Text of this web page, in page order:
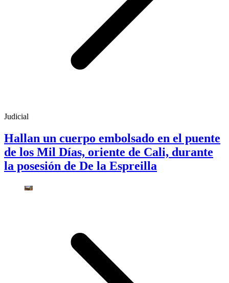
Judicial
Hallan un cuerpo embolsado en el puente
de los Mil Días, oriente de Cali, durante
la posesión de De la Espreilla